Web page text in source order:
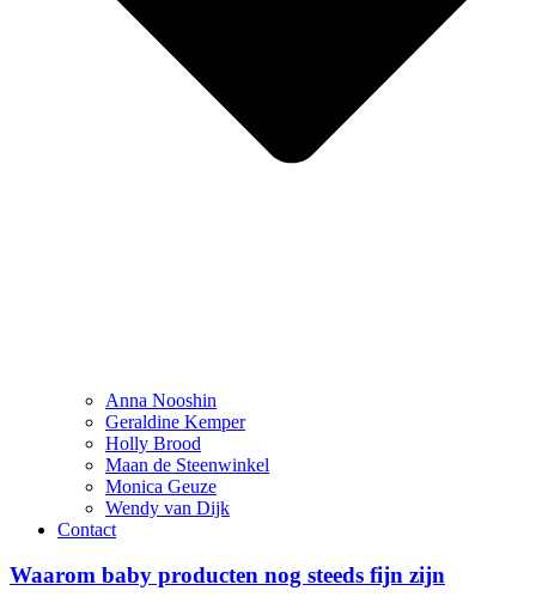
Anna Nooshin
Geraldine Kemper
Holly Brood
Maan de Steenwinkel
Monica Geuze
Wendy van Dijk
Contact
Waarom baby producten nog steeds fijn zijn